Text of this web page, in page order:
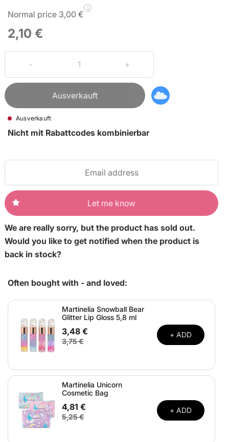
Normal price 3,00 €
i
2,10 €
Ausverkauft
Ausverkauft
Nicht mit Rabattcodes kombinierbar
Let me know
We are really sorry, but the product has sold out.
Would you like to get notified when the product is
back in stock?
Often bought with - and loved:
Martinelia Snowball Bear
Glitter Lip Gloss 5,8 ml
3,48 €
3,75 €
+ ADD
Martinelia Unicorn
Cosmetic Bag
4,81 €
5,25 €
+ ADD